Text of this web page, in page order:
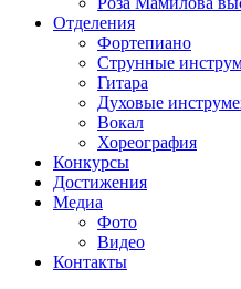
Отделения
Фортепиано
Струнные
Гитара
Духовые
Вокал
Хореография
Конкурсы
Достижения
Медиа
Фото
Видео
Контакты